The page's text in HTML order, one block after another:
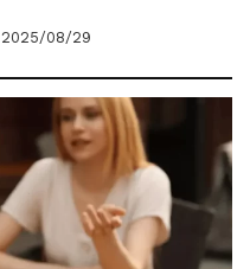
2025/08/29